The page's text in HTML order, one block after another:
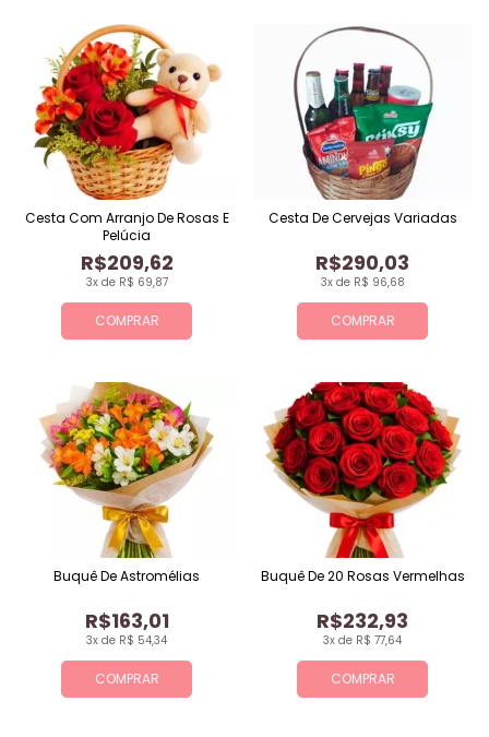
COMPRAR
3x de R$ 69,87
R$209,62
Cesta Com Arranjo De Rosas E
Pelúcia
COMPRAR
3x de R$ 96,68
R$290,03
Cesta De Cervejas Variadas
COMPRAR
3x de R$ 54,34
R$163,01
Buquê De Astromélias
COMPRAR
3x de R$ 77,64
R$232,93
Buquê De 20 Rosas Vermelhas